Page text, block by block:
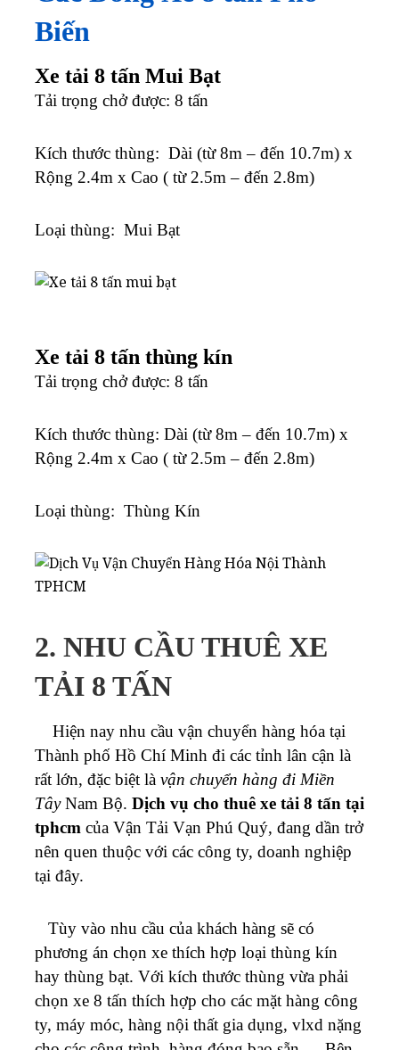
Biến
Xe tải 8 tấn Mui Bạt
Tải trọng chở được: 8 tấn
Kích thước thùng: Dài (từ 8m – đến 10.7m) x
Rộng 2.4m x Cao ( từ 2.5m – đến 2.8m)
Loại thùng: Mui Bạt
Xe tải 8 tấn thùng kín
Tải trọng chở được: 8 tấn
Kích thước thùng: Dài (từ 8m – đến 10.7m) x
Rộng 2.4m x Cao ( từ 2.5m – đến 2.8m)
Loại thùng: Thùng Kín
2. NHU CẦU THUÊ XE
TẢI 8 TẤN
Hiện nay nhu cầu vận chuyển hàng hóa tại
Thành phố Hồ Chí Minh đi các tỉnh lân cận là
rất lớn, đặc biệt là vận chuyển hàng đi Miền
TâyNam Bộ. Dịch vụ cho thuê xe tải 8 tấn tại
tphcm của Vận Tải Vạn Phú Quý, đang dần trở
nên quen thuộc với các công ty, doanh nghiệp
tại đây.
Tùy vào nhu cầu của khách hàng sẽ có
phương án chọn xe thích hợp loại thùng kín
hay thùng bạt. Với kích thước thùng vừa phải
chọn xe 8 tấn thích hợp cho các mặt hàng công
ty, máy móc, hàng nội thất gia dụng, vlxd nặng